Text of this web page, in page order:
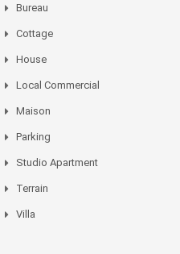
Bureau
Cottage
House
Local Commercial
Maison
Parking
Studio Apartment
Terrain
Villa